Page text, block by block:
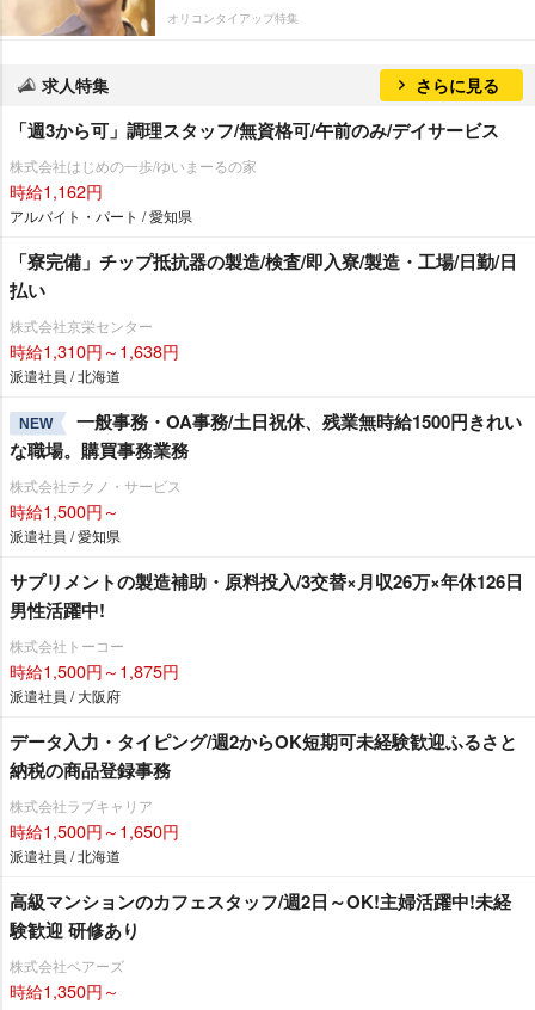
オリコンタイアップ特集
求人特集 さらに見る
「週3から可」調理スタッフ/無資格可/午前のみ/デイサービス
株式会社はじめの一歩/ゆいまーるの家
時給1,162円
アルバイト・パート / 愛知県
「寮完備」チップ抵抗器の製造/検査/即入寮/製造・工場/日勤/日
払い
株式会社京栄センター
時給1,310円～1,638円
派遣社員 / 北海道
NEW
一般事務・OA事務/土日祝休、残業無時給1500円きれい
な職場。購買事務業務
株式会社テクノ・サービス
時給1,500円～
派遣社員 / 愛知県
サプリメントの製造補助・原料投入/3交替×月収26万×年休126日
男性活躍中!
株式会社トーコー
時給1,500円～1,875円
派遣社員 / 大阪府
データ入力・タイピング/週2からOK短期可未経験歓迎ふるさと
納税の商品登録事務
株式会社ラブキャリア
時給1,500円～1,650円
派遣社員 / 北海道
高級マンションのカフェスタッフ/週2日～OK!主婦活躍中!未経
験歓迎 研修あり
株式会社ベアーズ
時給1,350円～